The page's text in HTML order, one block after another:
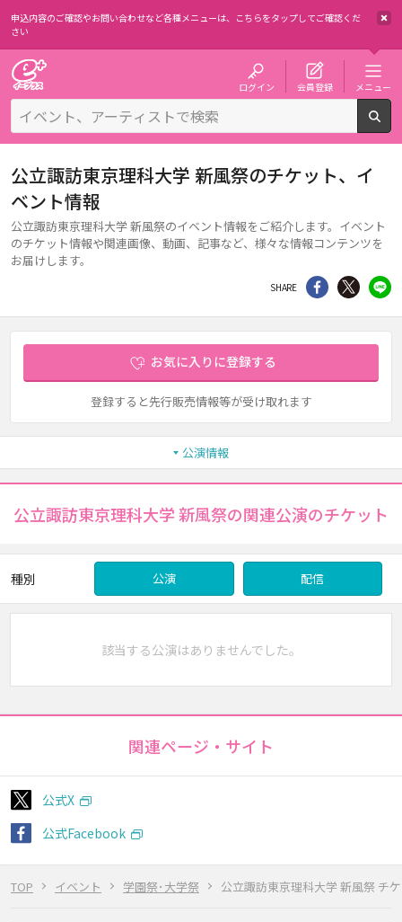
申込内容のご確認やお問い合わせなど各種メニューは、 こちらをタップしてご確認くだ
さい
ログイン 会員登録 メニュー
TOP イベント 学園祭･大学祭 公立諏訪東京理科大学 新風祭 チ
公立諏訪東京理科大学 新風祭のチケット、イ
ベント情報
公立諏訪東京理科大学 新風祭のイベント情報をご紹介します。イベント
のチケット情報や関連画像、動画、記事など、様々な情報コンテンツを
お届けします。
SHARE シェア Twitter
お気に入りに登録する
登録すると先行販売情報等が受け取れます
公演情報
公立諏訪東京理科大学 新風祭の関連公演のチケット
種別 公演 配信
該当する公演はありませんでした。
関連ページ・サイト
公式X
公式Facebook